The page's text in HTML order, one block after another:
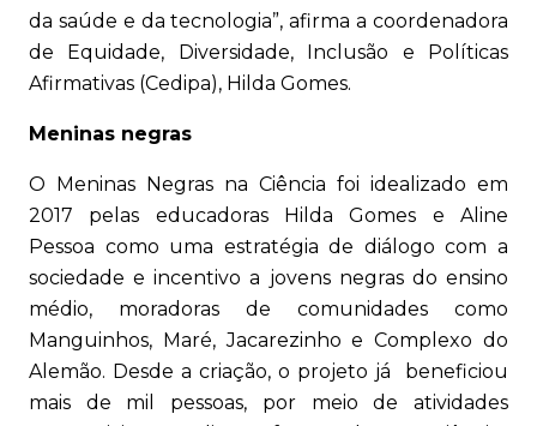
da saúde e da tecnologia”, afirma a coordenadora
de Equidade, Diversidade, Inclusão e Políticas
Afirmativas (Cedipa), Hilda Gomes.
Meninas negras
O Meninas Negras na Ciência foi idealizado em
2017 pelas educadoras Hilda Gomes e Aline
Pessoa como uma estratégia de diálogo com a
sociedade e incentivo a jovens negras do ensino
médio, moradoras de comunidades como
Manguinhos, Maré, Jacarezinho e Complexo do
Alemão. Desde a criação, o projeto já beneficiou
mais de mil pessoas, por meio de atividades